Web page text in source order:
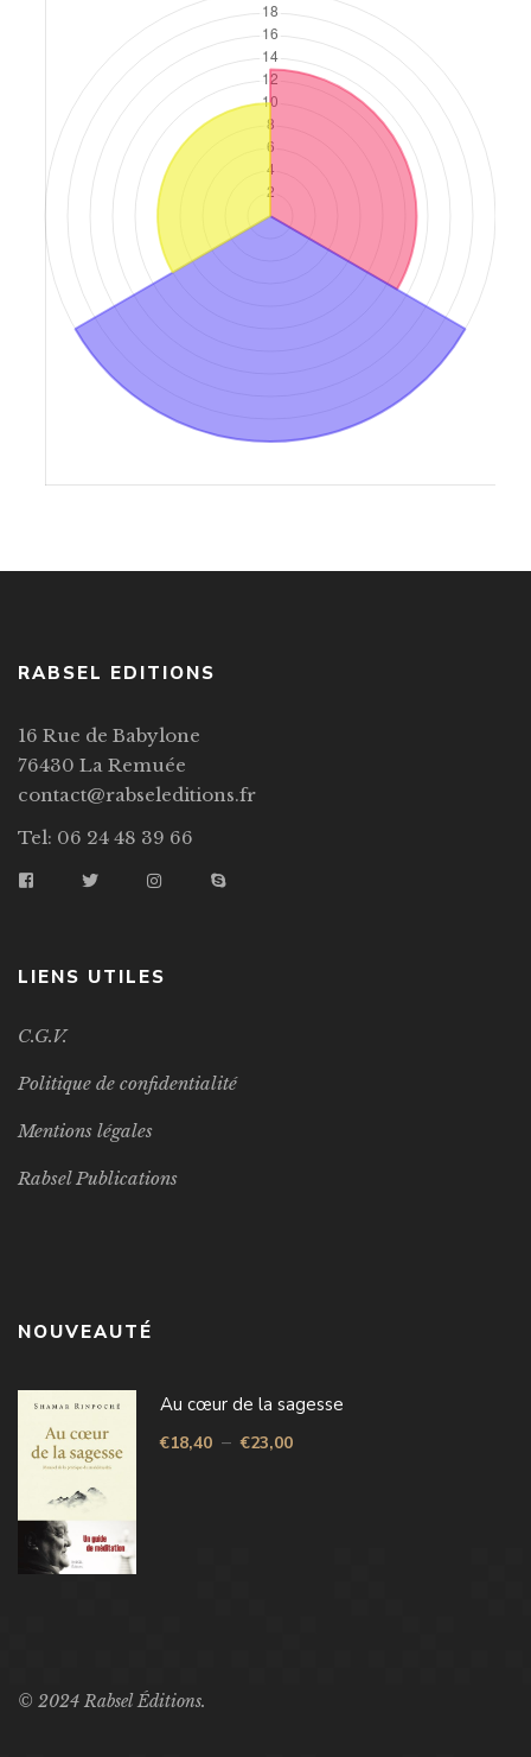
RABSEL EDITIONS
16 Rue de Babylone
76430 La Remuée
contact@rabseleditions.fr
Tel: 06 24 48 39 66
LIENS UTILES
C.G.V.
Politique de confidentialité
Mentions légales
Rabsel Publications
NOUVEAUTÉ
Au cœur de la sagesse
€18,40 – €23,00
© 2024 Rabsel Éditions.